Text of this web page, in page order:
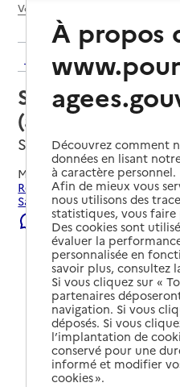
Voir le fil d’Ariane
Retour aux résultats de
Service
(aide) – Cœur de
Saint-Saulge, NIEVRE
Mis à jour le23/07/2026
Rechercher les
Saulge.
Signaler une erreur
À propos
Découvrez comment
données en lisant
à caractère personnel.
Afin de mieux vous
nous utilisons des
statistiques, vous
Des cookies sont
évaluer la
personnalisée en
savoir plus, consultez
Si vous cliquez sur «
partenaires
navigation. Si vous
déposés. Si vous
l’implantation de
conservé pour une
informé et modifier
cookies ».